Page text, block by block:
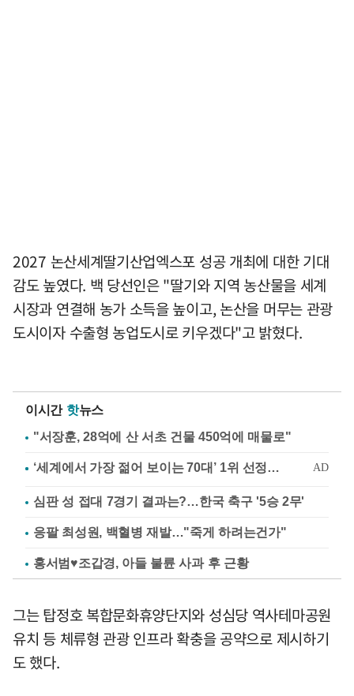
2027 논산세계딸기산업엑스포 성공 개최에 대한 기대
감도 높였다. 백 당선인은 "딸기와 지역 농산물을 세계
시장과 연결해 농가 소득을 높이고, 논산을 머무는 관광
도시이자 수출형 농업도시로 키우겠다"고 밝혔다.
이시간 핫뉴스
"서장훈, 28억에 산 서초 건물 450억에 매물로"
심판 성 접대 7경기 결과는?…한국 축구 '5승 2무'
응팔 최성원, 백혈병 재발…"죽게 하려는건가"
홍서범♥조갑경, 아들 불륜 사과 후 근황
그는 탑정호 복합문화휴양단지와 성심당 역사테마공원
유치 등 체류형 관광 인프라 확충을 공약으로 제시하기
도 했다.